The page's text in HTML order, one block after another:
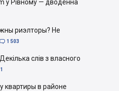
у Рівному — дводенна
риэлторы? Не
 1 503
слів з власного
1
квартиры в районе